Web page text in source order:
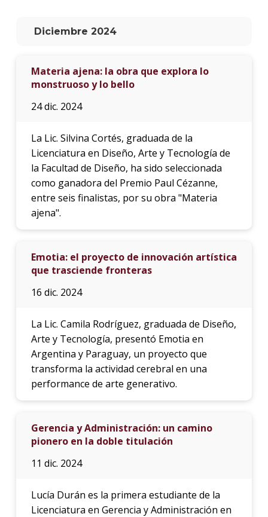
Diciembre 2024
Materia ajena: la obra que explora lo
monstruoso y lo bello
24 dic. 2024
La Lic. Silvina Cortés, graduada de la
Licenciatura en Diseño, Arte y Tecnología de
la Facultad de Diseño, ha sido seleccionada
como ganadora del Premio Paul Cézanne,
entre seis finalistas, por su obra "Materia
ajena".
Emotia: el proyecto de innovación artística
que trasciende fronteras
16 dic. 2024
La Lic. Camila Rodríguez, graduada de Diseño,
Arte y Tecnología, presentó Emotia en
Argentina y Paraguay, un proyecto que
transforma la actividad cerebral en una
performance de arte generativo.
Gerencia y Administración: un camino
pionero en la doble titulación
11 dic. 2024
Lucía Durán es la primera estudiante de la
Licenciatura en Gerencia y Administración en